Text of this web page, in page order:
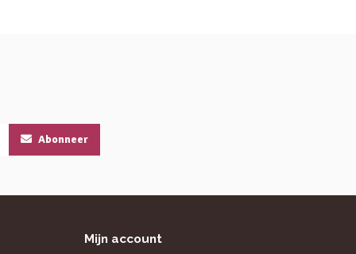
Abonneer
Mijn account